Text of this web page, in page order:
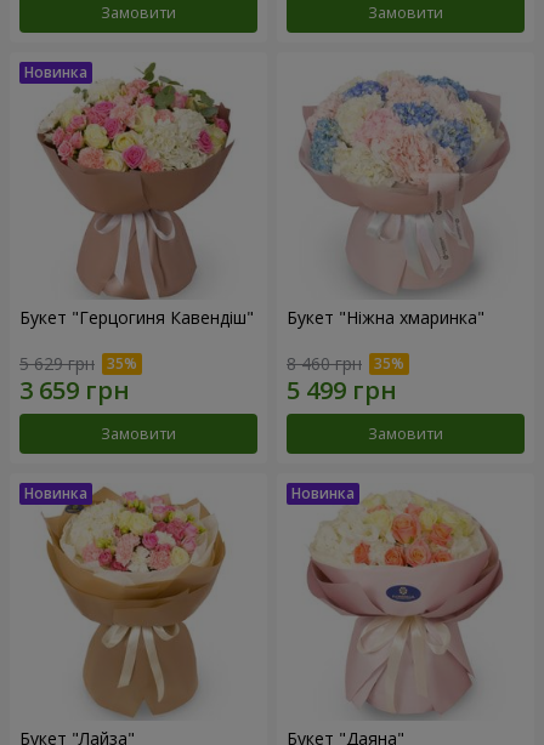
Замовити Замовити
Букет "Герцогиня Кавендіш"
5 629 грн
Замовити
Букет "Ніжна хмаринка"
8 460 грн
Замовити
Букет "Лайза" Букет "Даяна"